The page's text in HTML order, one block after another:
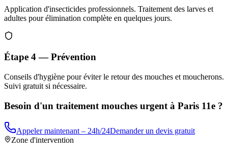
Application d'insecticides professionnels. Traitement des larves et
adultes pour élimination complète en quelques jours.
Étape 4 — Prévention
Conseils d'hygiène pour éviter le retour des mouches et moucherons.
Suivi gratuit si nécessaire.
Besoin d'un traitement mouches urgent à Paris 11e ?
Appeler maintenant – 24h/24Demander un devis gratuit
Zone d'intervention